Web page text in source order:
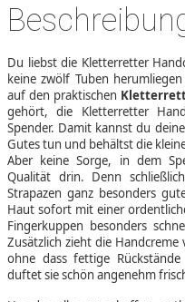
Du liebst die Kletterretter
keine zwölf Tuben
auf den praktischen
gehört, die Kletterretter
Spender. Damit kannst du
Gutes tun und behältst die
Aber keine Sorge, in dem
Qualität drin. Denn
Strapazen ganz besonders
Haut sofort mit einer
Fingerkuppen besonders
Zusätzlich zieht die
ohne dass fettige
duftet sie schön angenehm